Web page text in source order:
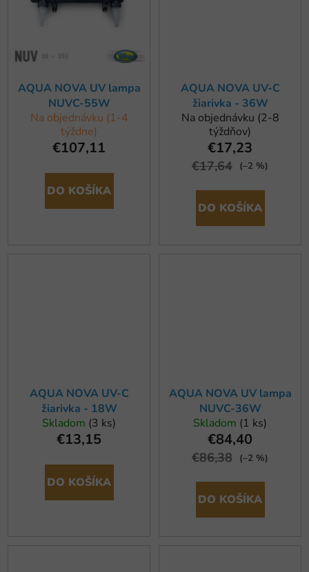
AQUA NOVA UV lampa
NUVC-55W
Na objednávku (1-4
týždne)
€107,11
DO KOŠÍKA
AQUA NOVA UV-C
žiarivka - 36W
Na objednávku (2-8
týždňov)
€17,23
€17,64 (–2 %)
DO KOŠÍKA
AQUA NOVA UV-C
žiarivka - 18W
Skladom (3 ks)
€13,15
DO KOŠÍKA
AQUA NOVA UV lampa
NUVC-36W
Skladom (1 ks)
€84,40
€86,38 (–2 %)
DO KOŠÍKA